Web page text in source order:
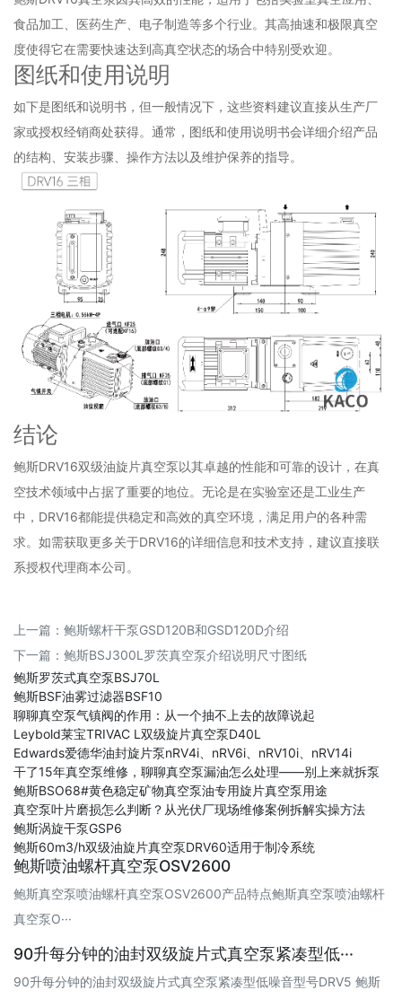
食品加工、医药生产、电子制造等多个行业。其高抽速和极限真空
度使得它在需要快速达到高真空状态的场合中特别受欢迎。
图纸和使用说明
如下是图纸和说明书，但一般情况下，这些资料建议直接从生产厂
家或授权经销商处获得。通常，图纸和使用说明书会详细介绍产品
的结构、安装步骤、操作方法以及维护保养的指导。
结论
鲍斯DRV16双级油旋片真空泵以其卓越的性能和可靠的设计，在真
空技术领域中占据了重要的地位。无论是在实验室还是工业生产
中，DRV16都能提供稳定和高效的真空环境，满足用户的各种需
求。如需获取更多关于DRV16的详细信息和技术支持，建议直接联
系授权代理商本公司。
上一篇： 鲍斯螺杆干泵GSD120B和GSD120D介绍
下一篇： 鲍斯BSJ300L罗茨真空泵介绍说明尺寸图纸
鲍斯罗茨式真空泵BSJ70L
鲍斯BSF油雾过滤器BSF10
聊聊真空泵气镇阀的作用：从一个抽不上去的故障说起
Leybold莱宝TRIVAC L双级旋片真空泵D40L
Edwards爱德华油封旋片泵nRV4i、nRV6i、nRV10i、nRV14i
干了15年真空泵维修，聊聊真空泵漏油怎么处理——别上来就拆泵
鲍斯BSO68#黄色稳定矿物真空泵油专用旋片真空泵用途
真空泵叶片磨损怎么判断？从光伏厂现场维修案例拆解实操方法
鲍斯涡旋干泵GSP6
鲍斯60m3/h双级油旋片真空泵DRV60适用于制冷系统
鲍斯喷油螺杆真空泵OSV2600
鲍斯真空泵喷油螺杆真空泵OSV2600产品特点鲍斯真空泵喷油螺杆
真空泵O···
90升每分钟的油封双级旋片式真空泵紧凑型低···
90升每分钟的油封双级旋片式真空泵紧凑型低噪音型号DRV5 鲍斯